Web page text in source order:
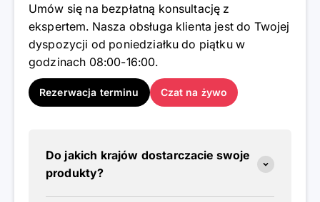
Umów się na bezpłatną konsultację z
ekspertem. Nasza obsługa klienta jest do Twojej
dyspozycji od poniedziałku do piątku w
godzinach 08:00-16:00.
Rezerwacja terminu Czat na żywo
Do jakich krajów dostarczacie swoje
produkty?